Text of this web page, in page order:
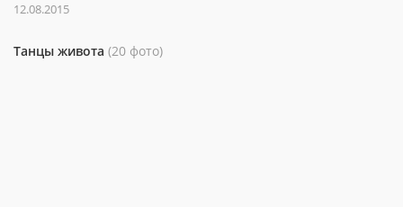
12.08.2015
Танцы живота (20 фото)